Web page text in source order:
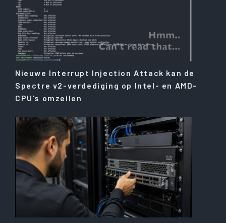
Nieuwe Interrupt Injection Attack kan de
Spectre v2-verdediging op Intel- en AMD-
CPU’s omzeilen